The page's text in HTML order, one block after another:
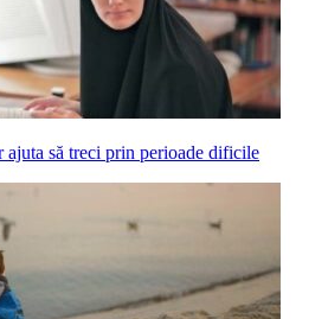
ajuta să treci prin perioade dificile